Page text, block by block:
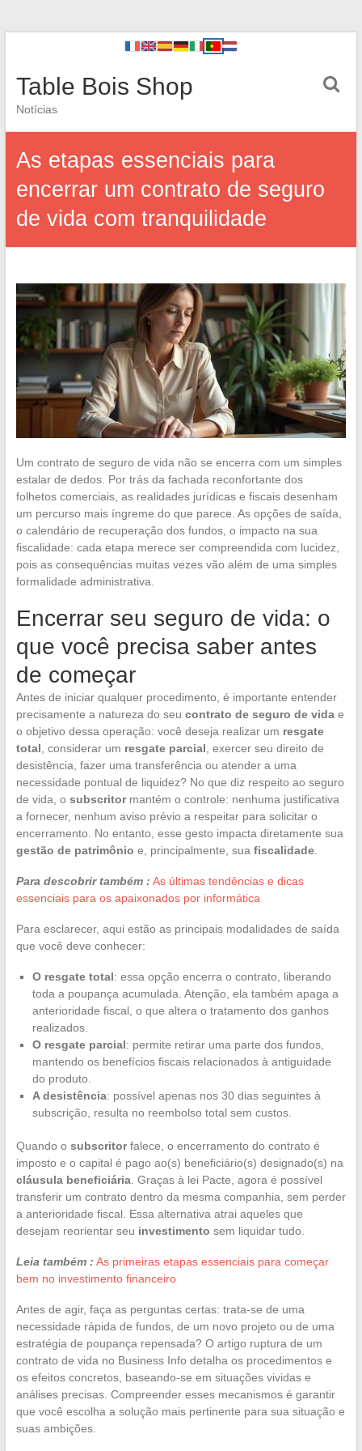
Table Bois Shop
Notícias
As etapas essenciais para
encerrar um contrato de seguro
de vida com tranquilidade
Um contrato de seguro de vida não se encerra com um simples
estalar de dedos. Por trás da fachada reconfortante dos
folhetos comerciais, as realidades jurídicas e fiscais desenham
um percurso mais íngreme do que parece. As opções de saída,
o calendário de recuperação dos fundos, o impacto na sua
fiscalidade: cada etapa merece ser compreendida com lucidez,
pois as consequências muitas vezes vão além de uma simples
formalidade administrativa.
Encerrar seu seguro de vida: o
que você precisa saber antes
de começar
Antes de iniciar qualquer procedimento, é importante entender
precisamente a natureza do seu contrato de seguro de vidae
o objetivo dessa operação: você deseja realizar um resgate
total , considerar um resgate parcial , exercer seu direito de
desistência, fazer uma transferência ou atender a uma
necessidade pontual de liquidez? No que diz respeito ao seguro
de vida, o subscritormantém o controle: nenhuma justificativa
a fornecer, nenhum aviso prévio a respeitar para solicitar o
encerramento. No entanto, esse gesto impacta diretamente sua
gestão de patrimônio e, principalmente, sua fiscalidade.
Para descobrir também : As últimas tendências e dicas
essenciais para os apaixonados por informática
Para esclarecer, aqui estão as principais modalidades de saída
que você deve conhecer:
O resgate total: essa opção encerra o contrato, liberando
toda a poupança acumulada. Atenção, ela também apaga a
anterioridade fiscal, o que altera o tratamento dos ganhos
realizados.
O resgate parcial: permite retirar uma parte dos fundos,
mantendo os benefícios fiscais relacionados à antiguidade
do produto.
A desistência: possível apenas nos 30 dias seguintes à
subscrição, resulta no reembolso total sem custos.
Quando o subscritorfalece, o encerramento do contrato é
imposto e o capital é pago ao(s) beneficiário(s) designado(s) na
cláusula beneficiária. Graças à lei Pacte, agora é possível
transferir um contrato dentro da mesma companhia, sem perder
a anterioridade fiscal. Essa alternativa atrai aqueles que
desejam reorientar seu investimento sem liquidar tudo.
Leia também : As primeiras etapas essenciais para começar
bem no investimento financeiro
Antes de agir, faça as perguntas certas: trata-se de uma
necessidade rápida de fundos, de um novo projeto ou de uma
estratégia de poupança repensada? O artigo ruptura de um
contrato de vida no Business Info detalha os procedimentos e
os efeitos concretos, baseando-se em situações vividas e
análises precisas. Compreender esses mecanismos é garantir
que você escolha a solução mais pertinente para sua situação e
suas ambições.